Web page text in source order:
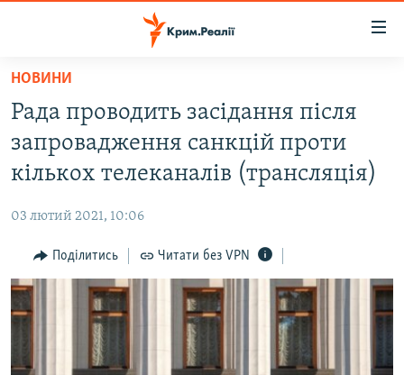
Перейти
основного
матеріалу
Перейти
до
основної
Перейти
до
пошуку
ВОДА.КРИМ
ВІДЕО ТА ФОТО
БЛОГИ
ПОГЛЯД
ІНТЕРВ'Ю
ВСЕ ЗА ДЕНЬ
СПЕЦПРОЕКТИ
НОВИНИ
Рада проводить засідання після
запровадження санкцій проти
кількох телеканалів (трансляція)
03 лютий 2021, 10:06
Поділитись Читати без VPN